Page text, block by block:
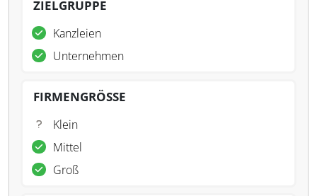
ZIELGRUPPE
Kanzleien
Unternehmen
FIRMENGRÖSSE
Klein
Mittel
Groß